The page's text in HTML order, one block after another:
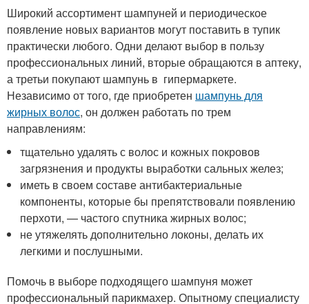
Широкий ассортимент шампуней и периодическое
появление новых вариантов могут поставить в тупик
практически любого. Одни делают выбор в пользу
профессиональных линий, вторые обращаются в аптеку,
а третьи покупают шампунь в гипермаркете.
Независимо от того, где приобретен шампунь для
жирных волос, он должен работать по трем
направлениям:
тщательно удалять с волос и кожных покровов
загрязнения и продукты выработки сальных желез;
иметь в своем составе антибактериальные
компоненты, которые бы препятствовали появлению
перхоти, — частого спутника жирных волос;
не утяжелять дополнительно локоны, делать их
легкими и послушными.
Помочь в выборе подходящего шампуня может
профессиональный парикмахер. Опытному специалисту